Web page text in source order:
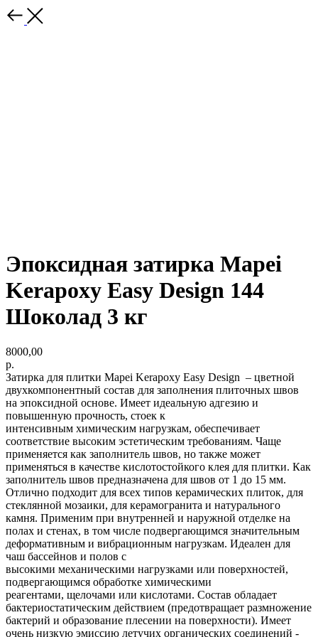
Эпоксидная затирка Mapei
Kerapoxy Easy Design 144
Шоколад 3 кг
8000,00
р.
Затирка для плитки Mapei Kerapoxy Easy Design – цветной
двухкомпонентный состав для заполнения плиточных швов
на эпоксидной основе. Имеет идеальную адгезию и
повышенную прочность, стоек к
интенсивным химическим нагрузкам, обеспечивает
соответствие высоким эстетическим требованиям. Чаще
применяется как заполнитель швов, но также может
применяться в качестве кислотостойкого клея для плитки. Как
заполнитель швов предназначена для швов от 1 до 15 мм.
Отлично подходит для всех типов керамических плиток, для
стеклянной мозаики, для керамогранита и натурального
камня. Применим при внутренней и наружной отделке на
полах и стенах, в том числе подвергающимся значительным
деформативным и вибрационным нагрузкам. Идеален для
чаш бассейнов и полов с
высокими механическими нагрузками или поверхностей,
подвергающимся обработке химическими
реагентами, щелочами или кислотами. Состав обладает
бактериостатическим действием (предотвращает размножение
бактерий и образование плесении на поверхности). Имеет
очень низкую эмиссию летучих органических соединений -